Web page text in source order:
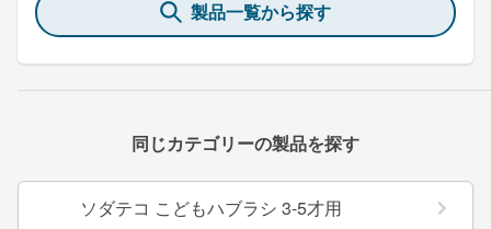
製品一覧から探す
同じカテゴリーの製品を探す
ソダテコ こどもハブラシ 3-5才用